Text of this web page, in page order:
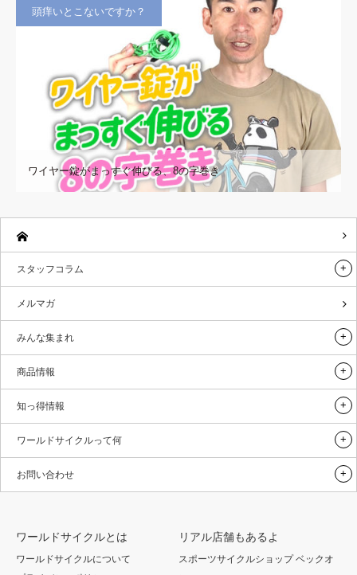
頭痒いとこないですか？
ワイヤー錠がまっすぐ伸びる、8の字巻き
スタッフコラム
メルマガ
みんな集まれ
商品情報
知っ得情報
ワールドサイクルって何
お問い合わせ
ワールドサイクルとは
ワールドサイクルについて
リアル店舗もあるよ
スポーツサイクルショップ ベックオ